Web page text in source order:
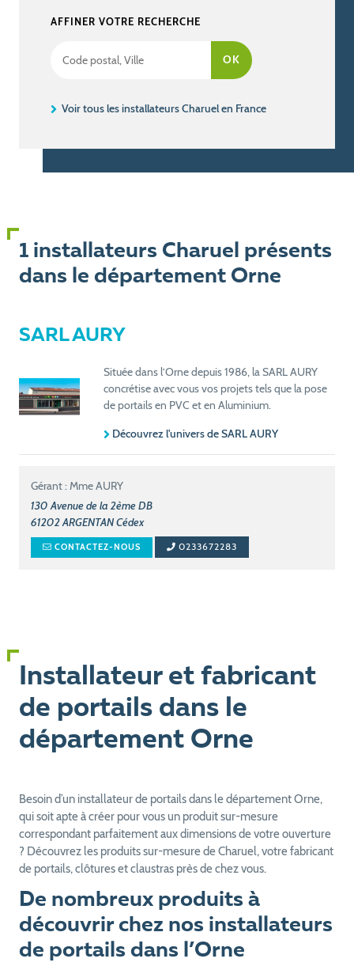
AFFINER VOTRE RECHERCHE
Voir tous les installateurs Charuel en France
1 installateurs Charuel présents
dans le département Orne
SARL AURY
Située dans l’Orne depuis 1986, la SARL AURY
concrétise avec vous vos projets tels que la pose
de portails en PVC et en Aluminium.
Découvrez l'univers de SARL AURY
Gérant : Mme AURY
130 Avenue de la 2ème DB
61202ARGENTAN Cédex
CONTACTEZ-NOUS 0233672283
Installateur et fabricant
de portails dans le
département Orne
Besoin d’un installateur de portails dans le département Orne,
qui soit apte à créer pour vous un produit sur-mesure
correspondant parfaitement aux dimensions de votre ouverture
? Découvrez les produits sur-mesure de Charuel, votre fabricant
de portails, clôtures et claustras près de chez vous.
De nombreux produits à
découvrir chez nos installateurs
de portails dans l’Orne